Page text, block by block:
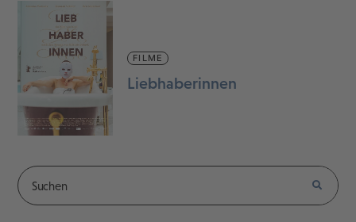
FILME
Liebhaberinnen